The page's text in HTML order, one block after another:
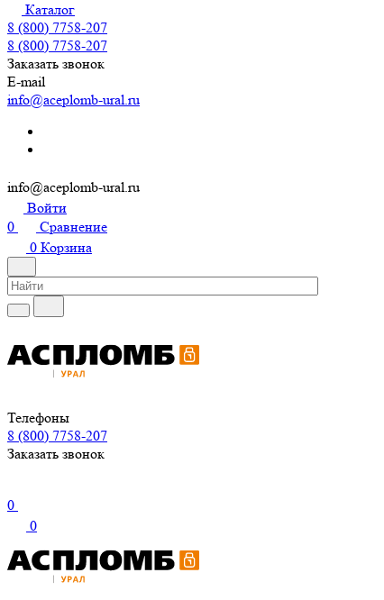
Каталог
8 (800) 7758-207
8 (800) 7758-207
Заказать звонок
E-mail
info@aceplomb-ural.ru
info@aceplomb-ural.ru
Войти
0
Сравнение
0 Корзина
Телефоны
8 (800) 7758-207
Заказать звонок
0
0